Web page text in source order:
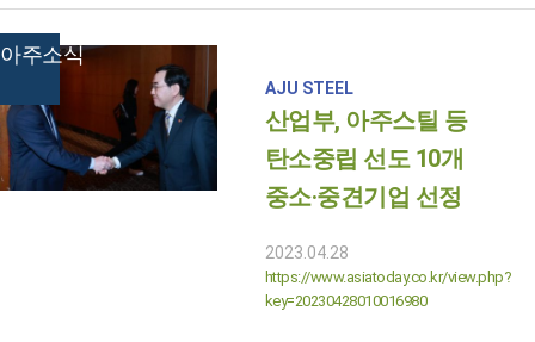
AJU STEEL
산업부, 아주스틸 등
탄소중립 선도 10개
중소·중견기업 선정
2023.04.28
https://www.asiatoday.co.kr/view.php?
key=20230428010016980
아주소식